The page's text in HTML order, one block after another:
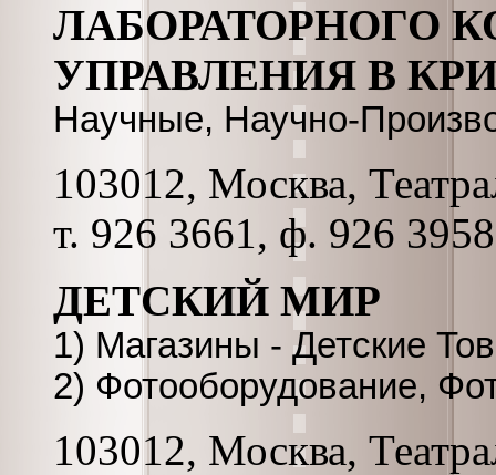
ЛАБОРАТОРНОГО
УПРАВЛЕНИЯ В
Научные, Научно-
103012, Москва,
т. 926 3661, ф. 926 3958
ДЕТСКИЙ МИР
1) Магазины - Детские
2) Фотооборудование,
103012, Москва,